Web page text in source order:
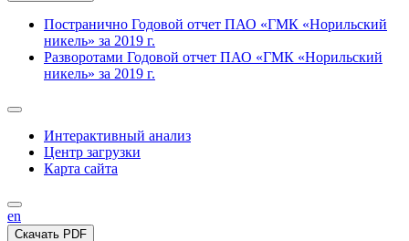
Постранично Годовой отчет ПАО «ГМК «Норильский
никель» за 2019 г.
Разворотами Годовой отчет ПАО «ГМК «Норильский
никель» за 2019 г.
Интерактивный анализ
Центр загрузки
Карта сайта
en
Скачать PDF